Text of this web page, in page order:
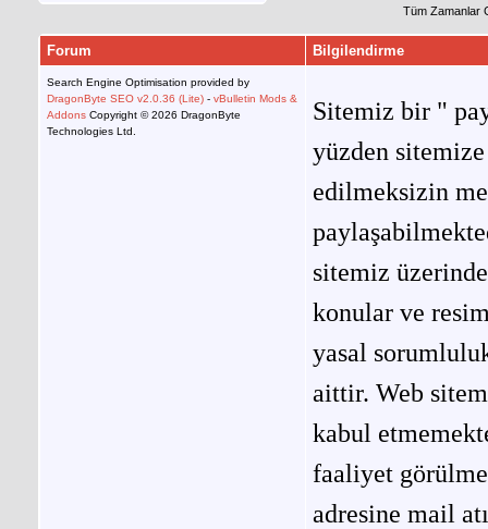
Tüm Zamanlar
Forum Bilgilendirme
Search Engine Optimisation provided by
DragonByte SEO v2.0.36 (Lite) - vBulletin Mods &
Addons Copyright © 2026 DragonByte
Technologies Ltd.
Sitemiz bir "
yüzden
edilmeksizin
sitemiz
konular ve
yasal
aittir. Web
kabul
faaliyet
adresine mail